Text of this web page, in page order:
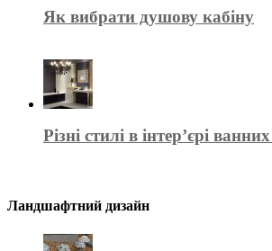
Як вибрати душову кабіну
Різні стилі в інтер’єрі
Ландшафтний дизайн